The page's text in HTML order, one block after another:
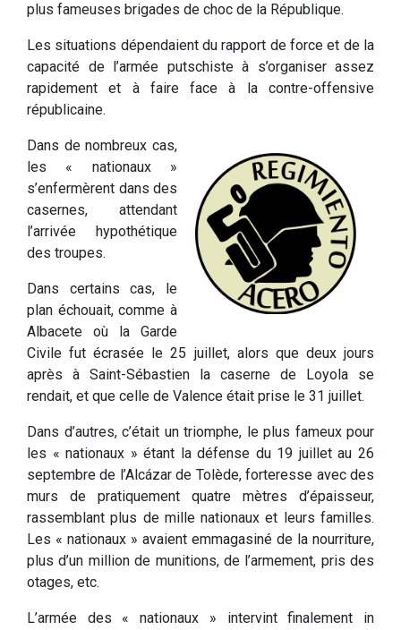
plus fameuses brigades de choc de la République.
Les situations dépendaient du rapport de force et de la
capacité de l’armée putschiste à s’organiser assez
rapidement et à faire face à la contre-offensive
républicaine.
Dans de nombreux cas,
les « nationaux »
s’enfermèrent dans des
casernes, attendant
l’arrivée hypothétique
des troupes.
Dans certains cas, le
plan échouait, comme à
Albacete où la Garde
Civile fut écrasée le 25 juillet, alors que deux jours
après à Saint-Sébastien la caserne de Loyola se
rendait, et que celle de Valence était prise le 31 juillet.
Dans d’autres, c’était un triomphe, le plus fameux pour
les « nationaux » étant la défense du 19 juillet au 26
septembre de l’Alcázar de Tolède, forteresse avec des
murs de pratiquement quatre mètres d’épaisseur,
rassemblant plus de mille nationaux et leurs familles.
Les « nationaux » avaient emmagasiné de la nourriture,
plus d’un million de munitions, de l’armement, pris des
otages, etc.
L’armée des « nationaux » intervint finalement in